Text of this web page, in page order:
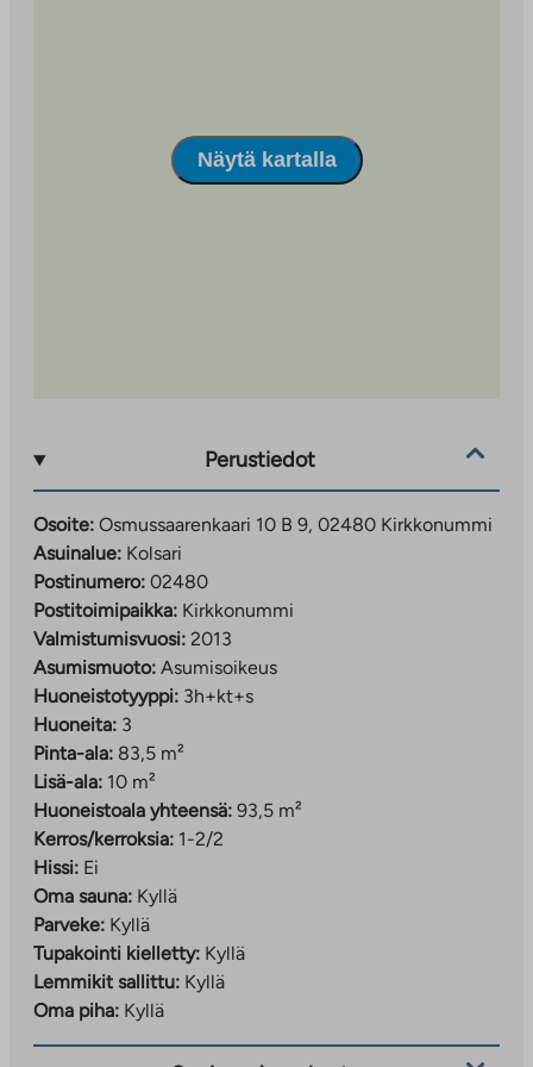
Näytä kartalla
Perustiedot
Osoite: Osmussaarenkaari 10 B 9, 02480 Kirkkonummi
Asuinalue: Kolsari
Postinumero: 02480
Postitoimipaikka: Kirkkonummi
Valmistumisvuosi: 2013
Asumismuoto: Asumisoikeus
Huoneistotyyppi: 3h+kt+s
Huoneita: 3
Pinta-ala: 83,5 m²
Lisä-ala: 10 m²
Huoneistoala yhteensä: 93,5 m²
Kerros/kerroksia: 1-2/2
Hissi: Ei
Oma sauna: Kyllä
Parveke: Kyllä
Tupakointi kielletty: Kyllä
Lemmikit sallittu: Kyllä
Oma piha: Kyllä